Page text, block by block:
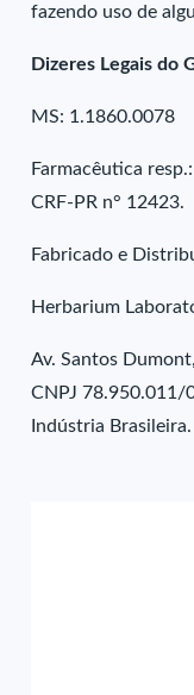
fazendo uso de
Dizeres Legais do
MS: 1.1860.0078
Farmacêutica
CRF-PR n° 12423.
Fabricado e
Herbarium
Av. Santos
CNPJ 78.950.011/
Indústria Brasileira.